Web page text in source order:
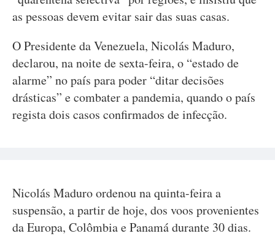
as pessoas devem evitar sair das suas casas.
O Presidente da Venezuela, Nicolás Maduro,
declarou, na noite de sexta-feira, o “estado de
alarme” no país para poder “ditar decisões
drásticas” e combater a pandemia, quando o país
regista dois casos confirmados de infecção.
Nicolás Maduro ordenou na quinta-feira a
suspensão, a partir de hoje, dos voos provenientes
da Europa, Colômbia e Panamá durante 30 dias.